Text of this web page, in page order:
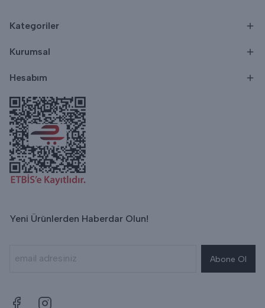
Kategoriler
Kurumsal
Hesabım
Yeni Ürünlerden Haberdar Olun!
Abone Ol